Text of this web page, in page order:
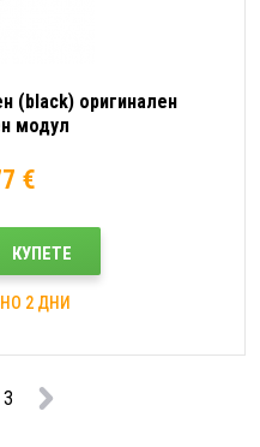
(black) оригинален
модул
€
КУПЕТЕ
2 ДНИ
3